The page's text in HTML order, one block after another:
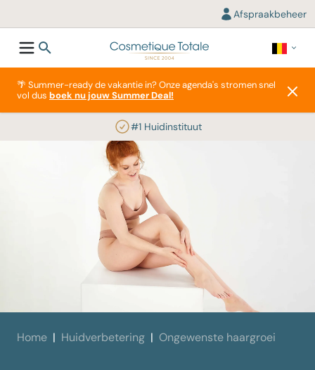
Afspraakbeheer
🌴 Summer-ready de vakantie in? Onze agenda's stromen snel
vol dus boek nu jouw Summer Deal!
#1 Huidinstituut
Home Huidverbetering Ongewenste haargroei